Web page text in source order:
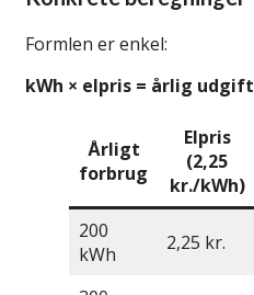
Formlen er enkel:
kWh × elpris = årlig udgift
Årligt
forbrug
Elpris
(2,25
kr./kWh)
200
kWh
2,25 kr.